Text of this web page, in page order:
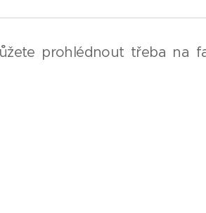
prohlédnout třeba na